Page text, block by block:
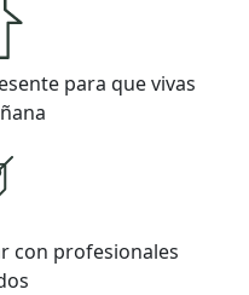
para que vivas
con profesionales